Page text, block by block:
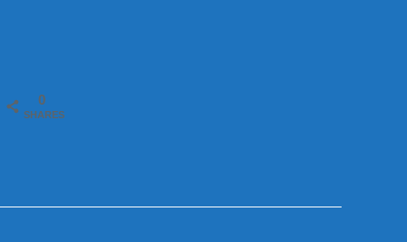
0
SHARES